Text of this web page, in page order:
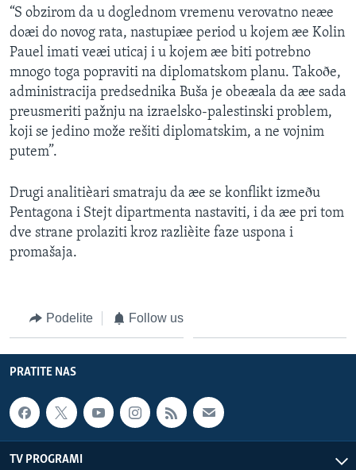
“S obzirom da u doglednom vremenu verovatno neæe
doæi do novog rata, nastupiæe period u kojem æe Kolin
Pauel imati veæi uticaj i u kojem æe biti potrebno
mnogo toga popraviti na diplomatskom planu. Takoðe,
administracija predsednika Buša je obeæala da æe sada
preusmeriti pažnju na izraelsko-palestinski problem,
koji se jedino može rešiti diplomatskim, a ne vojnim
putem”.
Drugi analitièari smatraju da æe se konflikt izmeðu
Pentagona i Stejt dipartmenta nastaviti, i da æe pri tom
dve strane prolaziti kroz razlièite faze uspona i
promašaja.
Podelite Follow us
PRATITE NAS
TV PROGRAMI